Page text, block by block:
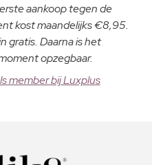
aankoop tegen de
kost maandelijks €8,95.
gratis. Daarna is het
opzegbaar.
member bij Luxplus